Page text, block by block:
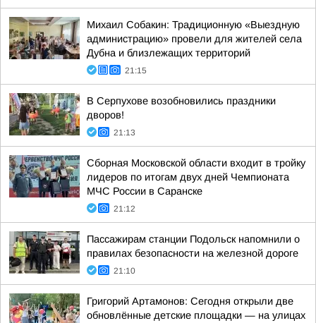
Михаил Собакин: Традиционную «Выездную
администрацию» провели для жителей села
Дубна и близлежащих территорий
21:15
В Серпухове возобновились праздники
дворов!
21:13
Сборная Московской области входит в тройку
лидеров по итогам двух дней Чемпионата
МЧС России в Саранске
21:12
Пассажирам станции Подольск напомнили о
правилах безопасности на железной дороге
21:10
Григорий Артамонов: Сегодня открыли две
обновлённые детские площадки — на улицах